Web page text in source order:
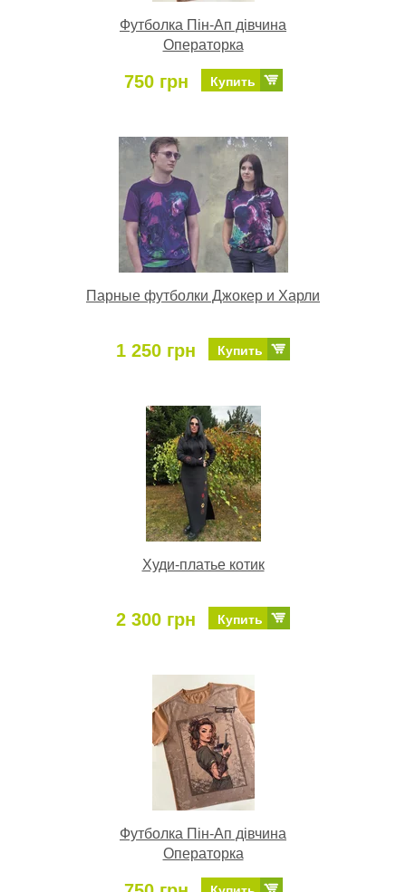
Футболка Пін-Ап дівчина
Операторка
750 грн Купить
Парные футболки Джокер и Харли
1 250 грн Купить
Худи-платье котик
2 300 грн Купить
Футболка Пін-Ап дівчина
Операторка